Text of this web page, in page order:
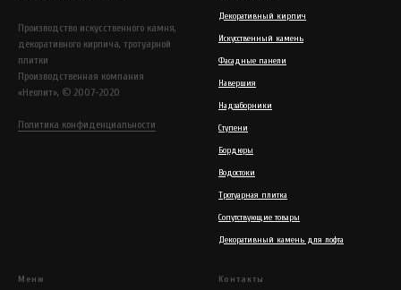
Производство искусственного камня,
декоративного кирпича, тротуарной
плитки
Производственная компания
«Неолит», © 2007-2020
Политика конфиденциальности
Декоративный кирпич
Искусственный камень
Фасадные панели
Навершия
Надзаборники
Ступени
Бордюры
Водостоки
Тротуарная плитка
Сопутствующие товары
Декоративный камень для лофта
Меню Контакты